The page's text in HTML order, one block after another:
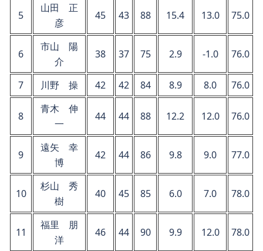
5
山田 正
彦
45 43 88 15.4 13.0 75.0
6
市山 陽
介
38 37 75 2.9 -1.0 76.0
7 川野 操 42 42 84 8.9 8.0 76.0
8
青木 伸
一
44 44 88 12.2 12.0 76.0
9
遠矢 幸
博
42 44 86 9.8 9.0 77.0
10
杉山 秀
樹
40 45 85 6.0 7.0 78.0
11
福里 朋
洋
46 44 90 9.9 12.0 78.0